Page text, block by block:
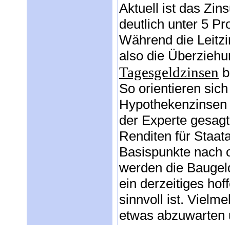
Aktuell ist das
deutlich unter 5
Während die
also die
Tagesgeldzinsen
So orientieren
der Experte
Renditen für
Basispunkte nach
werden die
ein derzeitiges
sinnvoll ist.
etwas